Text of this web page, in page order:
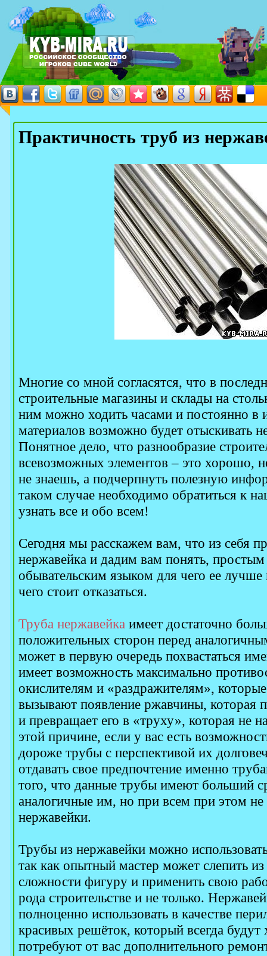
Практичность труб из
Многие со мной согласятся, что в
строительные магазины и склады на
ним можно ходить часами и постоянно в
материалов возможно будет отыскивать
Понятное дело, что разнообразие
всевозможных элементов – это хорошо,
не знаешь, а подчерпнуть полезную
таком случае необходимо обратиться к
узнать все и обо всем!
Сегодня мы расскажем вам, что из себя
нержавейка и дадим вам понять,
обывательским языком для чего ее лучше
чего стоит отказаться.
Труба нержавейка имеет достаточно
положительных сторон перед
может в первую очередь похвастаться
имеет возможность максимально
окислителям и «раздражителям»,
вызывают появление ржавчины, которая
и превращает его в «труху», которая не
этой причине, если у вас есть
дороже трубы с перспективой их
отдавать свое предпочтение именно
того, что данные трубы имеют больший
аналогичные им, но при всем при этом
нержавейки.
Трубы из нержавейки можно
так как опытный мастер может слепить
сложности фигуру и применить свою
рода строительстве и не только.
полноценно использовать в качестве
красивых решёток, который всегда
потребуют от вас дополнительного